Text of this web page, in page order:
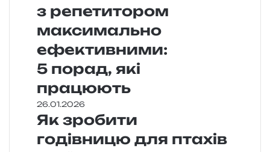
з репетитором
максимально
ефективними:
5 порад, які
працюють
26.01.2026
Як зробити
годівницю для птахів